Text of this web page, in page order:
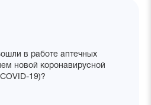
в работе аптечных
новой коронавирусной
19)?